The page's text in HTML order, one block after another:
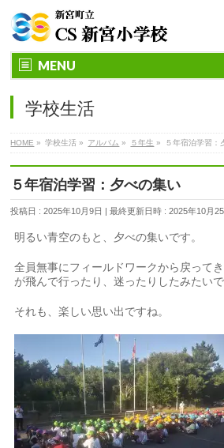
MENU
学校生活
HOME » 学校生活 » アルバム » ５年生 » ５年宿泊学習：
５年宿泊学習：夕べの集い
投稿日 : 2025年10月9日 最終更新日時 : 2025年10月25
明るい青空のもと、夕べの集いです。
全員無事にフィールドワークから戻って
が飛んで行ったり、迷ったりしたみたいで
それも、楽しい思い出ですね。